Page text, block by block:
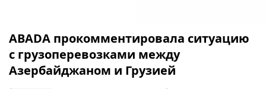
ABADA прокомментировала ситуацию
с грузоперевозками между
Азербайджаном и Грузией